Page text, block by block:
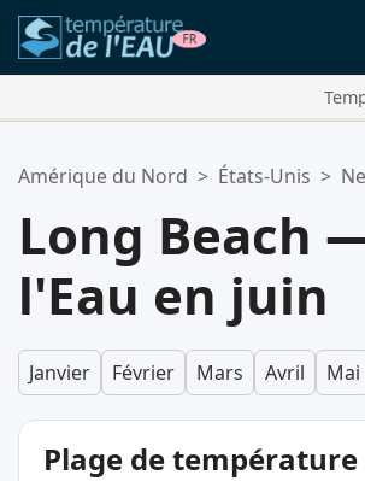
Votre liste de favoris est vide.
Amérique du Nord > États-Unis >
Long Beach
l'Eau en juin
Janvier Février Mars Avril Mai
Plage de température